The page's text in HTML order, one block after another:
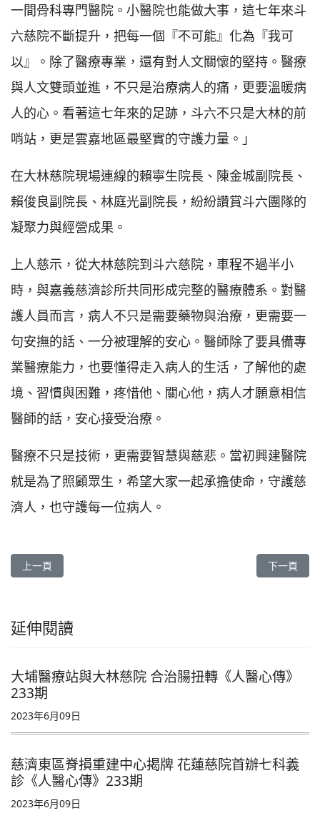
一間骨科專門醫院。小醫院也能做大事，這七年來斗
六慈院不斷提升，把每一個『不可能』化為『我可
以』。除了醫療專業，還有對人文關懷的堅持。醫療
與人文雙頭並進，不只是治療病人的痛，更要溫暖病
人的心。看著這七年來的足跡，斗六不只是大林的前
哨站，更是雲嘉地區最堅實的守護力量。」
在大林慈院現場連線的賴寧生院長、陳金城副院長、
賴俊良副院長、林庭光副院長，紛紛讚賞斗六團隊的
凝聚力與經營成果。
上人慈示，從大林慈院到斗六慈院，車程不過半小
時，與嘉義慈濟診所共同形成完整的醫療體系。對醫
護人員而言，病人不只是需要藥物與治療，更需要一
句安撫的話、一分被理解的安心。醫師除了要具備專
業醫療能力，也要懂得走入病人的生活，了解他的處
境、習慣與困難，疼惜他、關心他，病人才願意相信
醫師的話，安心接受治療。
醫療不只是技術，更需要智慧與慈悲。當初興建醫院
就是為了照顧眾生，希望大家一起承擔使命，守護慈
濟人，也守護每一位病人。
上一篇文章: 慈濟一甲子 醫療送暖沐佛恩《人醫心傳》270期
上一頁 下一篇文
下一頁
延伸閱讀
大埔醫療站與大林慈院 合治腸扭轉《人醫心傳》
233期
2023年6月09日
慈濟東區脊損重建中心揭牌 花蓮慈院首辦七科義
診《人醫心傳》233期
2023年6月09日